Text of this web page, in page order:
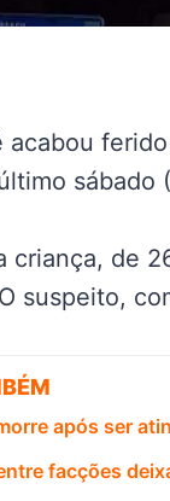
acabou
sábado
criança, de
suspeito,
após ser
facções